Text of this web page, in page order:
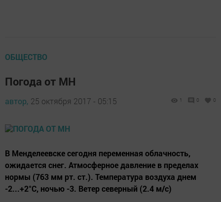
ОБЩЕСТВО
Погода от МН
автор, 25 октября 2017 - 05:15 1 0 0
В Менделеевске сегодня переменная облачность,
ожидается снег. Атмосферное давление в пределах
нормы (763 мм рт. ст.). Температура воздуха днем
-2...+2°C, ночью -3. Ветер северный (2.4 м/с)